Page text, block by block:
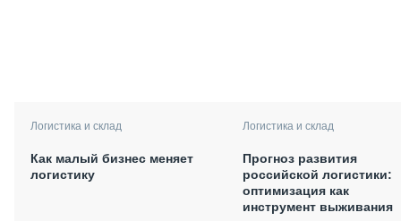
Логистика и склад
Как малый бизнес меняет
логистику
Логистика и склад
Прогноз развития
российской логистики:
оптимизация как
инструмент выживания